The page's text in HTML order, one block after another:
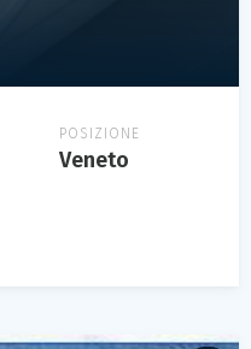
POSIZIONE
Veneto